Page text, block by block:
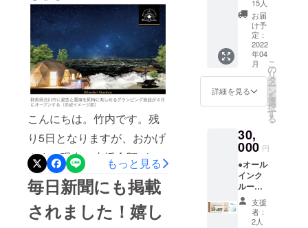
検討の方は、本日中に是非
ご購入ください。工事も
着々と進んでおり、当施設
のスタッフも力を合わせな
がら、Blissful Gardenを
創っております。スタッフ
一同、当施設にご来店の皆
さまにお会いできることを
楽しみにしております。
こんにちは。竹内です。残
り5日となりますが、おかげ
さまで現在、支援金額が
3,178,000円集まり、105%
を突破しました。100%を超
えてもどんどん支援金額が
もっと見る
毎日新聞にも掲載
されました！嬉し
地元の肉や
野菜、それ
らを使った
料理などを
楽しんでい
ただく事
元のPRに
なっていけ
ればと思っ
ています。
よろしくお
願いいたし
ラム ●
お礼の
メール
◆グラ
ンピン
グ場で
提供し
ている
群馬の
ブラン
谷のま
る豚) 1
キログ
ラムを
郵送し
ます。
画像は
1.4kg分
のイ
15人
お届
け予
定：
2022
年04
月
詳細を見る
こ
の
リ
タ
ー
ン
を
選
択
す
る
30,
000 円
●オール
インク
ルーシ
ブ付き
【ドー
ムホテ
支援
者：
2人